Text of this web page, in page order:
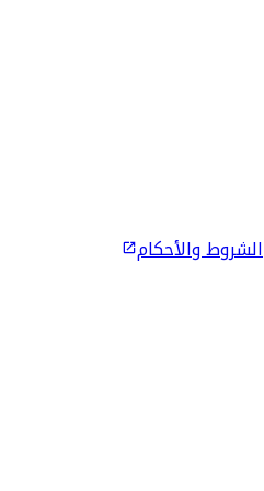
الشروط والأحكام